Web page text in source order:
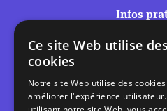
Infos
Les belles scènes
Programme des
Ce site Web utilise des
cookies
Notre site Web utilise des
améliorer l'expérience utilisateur.